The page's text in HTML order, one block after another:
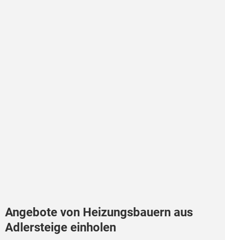
Angebote von Heizungsbauern aus
Adlersteige einholen